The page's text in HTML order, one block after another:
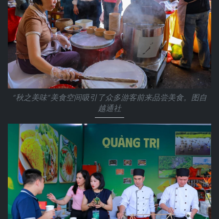
“秋之美味”美食空间吸引了众多游客前来品尝美食。图自
越通社